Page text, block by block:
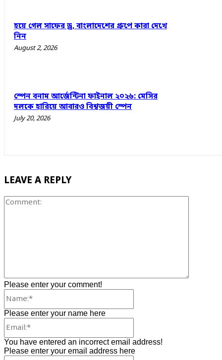
হয়ে গেল সাফের ড্র, বাংলাদেশের গ্রুপে কারা দেখে
নিন
August 2, 2026
স্পেন বনাম আর্জেন্টিনা ফাইনাল ২০২৬: মেসির
দলকে হারিয়ে আবারও বিশ্বজয়ী স্পেন
July 20, 2026
LEAVE A REPLY
Please enter your comment!
Please enter your name here
You have entered an incorrect email address!
Please enter your email address here